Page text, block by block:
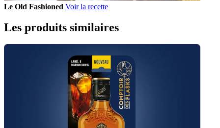
Le Old Fashioned Voir la recette
Les produits similaires